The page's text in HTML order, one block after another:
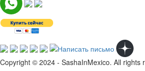
Copyright © 2024 - SashaInMexico. All rights